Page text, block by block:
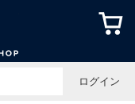
侍ジャパ
ログイン